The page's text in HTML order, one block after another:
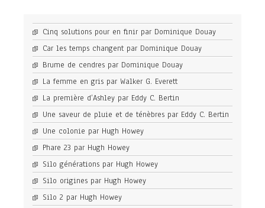
Cinq solutions pour en finir par Dominique Douay
Car les temps changent par Dominique Douay
Brume de cendres par Dominique Douay
La femme en gris par Walker G. Everett
La première d’Ashley par Eddy C. Bertin
Une saveur de pluie et de ténèbres par Eddy C. Bertin
Une colonie par Hugh Howey
Phare 23 par Hugh Howey
Silo générations par Hugh Howey
Silo origines par Hugh Howey
Silo 2 par Hugh Howey